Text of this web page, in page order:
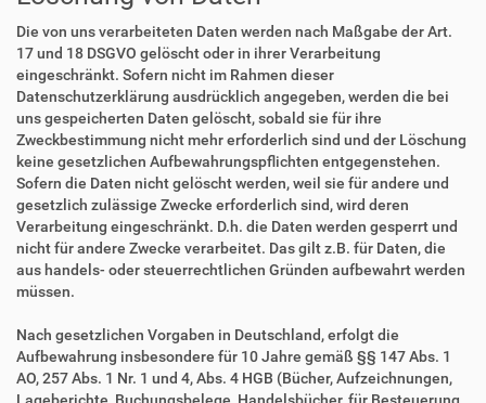
Die von uns verarbeiteten Daten werden nach Maßgabe der Art.
17 und 18 DSGVO gelöscht oder in ihrer Verarbeitung
eingeschränkt. Sofern nicht im Rahmen dieser
Datenschutzerklärung ausdrücklich angegeben, werden die bei
uns gespeicherten Daten gelöscht, sobald sie für ihre
Zweckbestimmung nicht mehr erforderlich sind und der Löschung
keine gesetzlichen Aufbewahrungspflichten entgegenstehen.
Sofern die Daten nicht gelöscht werden, weil sie für andere und
gesetzlich zulässige Zwecke erforderlich sind, wird deren
Verarbeitung eingeschränkt. D.h. die Daten werden gesperrt und
nicht für andere Zwecke verarbeitet. Das gilt z.B. für Daten, die
aus handels- oder steuerrechtlichen Gründen aufbewahrt werden
müssen.
Nach gesetzlichen Vorgaben in Deutschland, erfolgt die
Aufbewahrung insbesondere für 10 Jahre gemäß §§ 147 Abs. 1
AO, 257 Abs. 1 Nr. 1 und 4, Abs. 4 HGB (Bücher, Aufzeichnungen,